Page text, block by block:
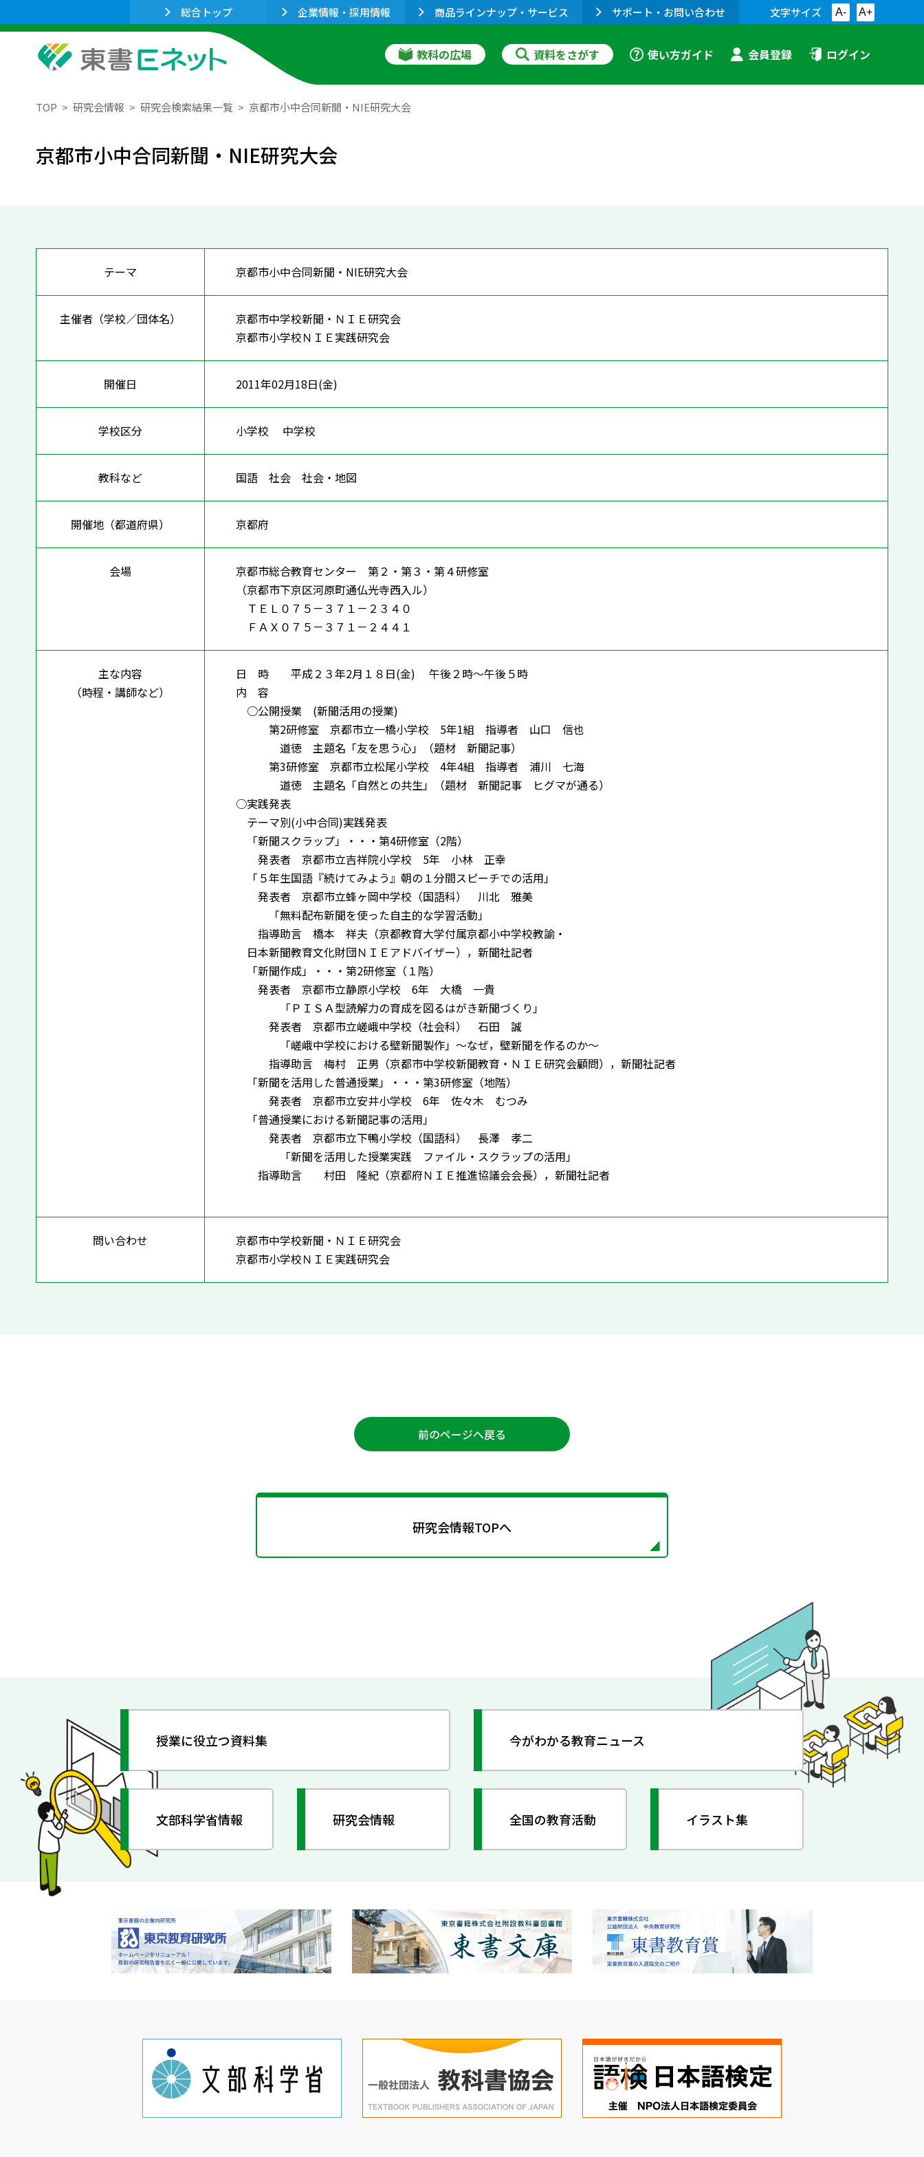
総合トップ 企業情報・採用情報 商品ラインナップ・サービス サポート・お問い合わせ 文字サイズ A- A+
教科の広場 資料をさがす 使い方ガイド 会員登録 ログイン
TOP 研究会情報 研究会検索結果一覧 京都市小中合同新聞・NIE研究大会
京都市小中合同新聞・NIE研究大会
テーマ 京都市小中合同新聞・NIE研究大会
主催者（学校／団体名）
京都市中学校新聞・ＮＩＥ研究会
京都市小学校ＮＩＥ実践研究会
開催日 2011年02月18日(金)
学校区分 小学校 中学校
教科など 国語 社会 社会・地図
開催地（都道府県） 京都府
会場
京都市総合教育センター 第２・第３・第４研修室
（京都市下京区河原町通仏光寺西入ル）
ＴＥＬ０７５－３７１－２３４０
ＦＡＸ０７５－３７１－２４４１
主な内容
（時程・講師など）
日 時 平成２３年2月１８日(金) 午後２時～午後５時
内 容
○公開授業 (新聞活用の授業)
第2研修室 京都市立一橋小学校 5年1組 指導者 山口 信也
道徳 主題名「友を思う心」（題材 新聞記事）
第3研修室 京都市立松尾小学校 4年4組 指導者 浦川 七海
道徳 主題名「自然との共生」（題材 新聞記事 ヒグマが通る）
○実践発表
テーマ別(小中合同)実践発表
「新聞スクラップ」・・・第4研修室（2階）
発表者 京都市立吉祥院小学校 5年 小林 正幸
「５年生国語『続けてみよう』朝の１分間スピーチでの活用」
発表者 京都市立蜂ヶ岡中学校（国語科） 川北 雅美
「無料配布新聞を使った自主的な学習活動」
指導助言 橋本 祥夫（京都教育大学付属京都小中学校教諭・
日本新聞教育文化財団ＮＩＥアドバイザー），新聞社記者
「新聞作成」・・・第2研修室（１階）
発表者 京都市立静原小学校 6年 大橋 一貴
「ＰＩＳＡ型読解力の育成を図るはがき新聞づくり」
発表者 京都市立嵯峨中学校（社会科） 石田 誠
「嵯峨中学校における壁新聞製作」～なぜ，壁新聞を作るのか～
指導助言 梅村 正男（京都市中学校新聞教育・ＮＩＥ研究会顧問），新聞社記者
「新聞を活用した普通授業」・・・第3研修室（地階）
発表者 京都市立安井小学校 6年 佐々木 むつみ
「普通授業における新聞記事の活用」
発表者 京都市立下鴨小学校（国語科） 長澤 孝二
「新聞を活用した授業実践 ファイル・スクラップの活用」
指導助言 村田 隆紀（京都府ＮＩＥ推進協議会会長），新聞社記者
問い合わせ
京都市中学校新聞・ＮＩＥ研究会
京都市小学校ＮＩＥ実践研究会
前のページへ戻る
研究会情報TOPへ
授業に役立つ資料集 今がわかる教育ニュース
文部科学省情報 研究会情報 全国の教育活動 イラスト集